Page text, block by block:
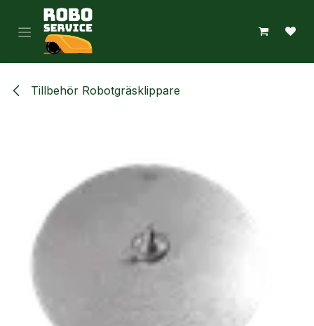
Hoppa till innehåll
Tillbehör Robotgräsklippare